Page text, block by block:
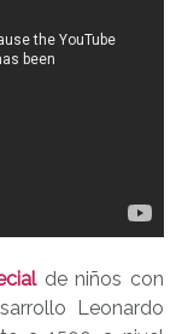
de niños con
Leonardo